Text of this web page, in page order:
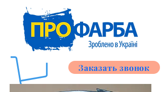
Заказать звонок